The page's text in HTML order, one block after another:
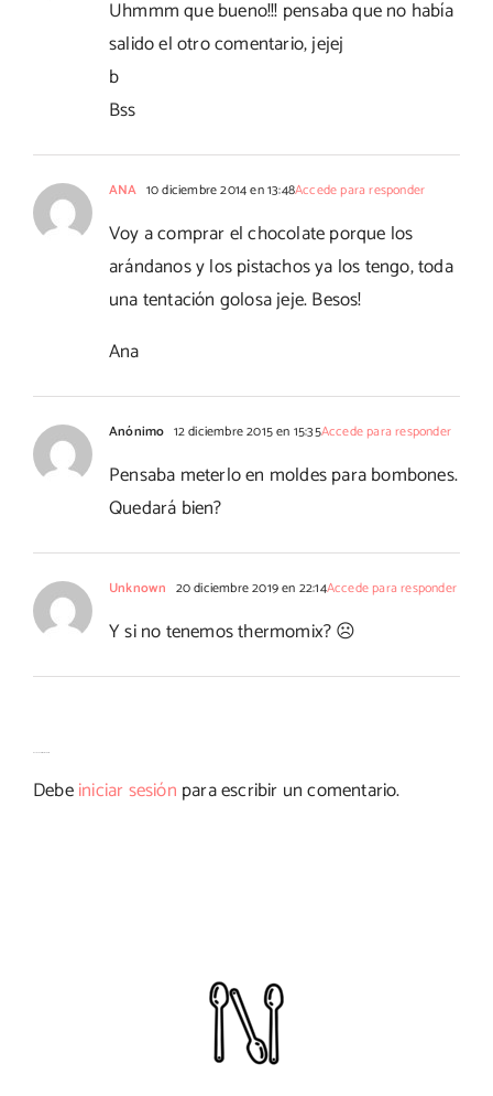
Uhmmm que bueno!!! pensaba que no había
salido el otro comentario, jejej
b
Bss
ANA 10 diciembre 2014 en 13:48Accede para responder
Voy a comprar el chocolate porque los
arándanos y los pistachos ya los tengo, toda
una tentación golosa jeje. Besos!
Ana
Anónimo 12 diciembre 2015 en 15:35Accede para responder
Pensaba meterlo en moldes para bombones.
Quedará bien?
Unknown 20 diciembre 2019 en 22:14Accede para responder
Y si no tenemos thermomix? ☹
Debeiniciar sesión para escribir un comentario.